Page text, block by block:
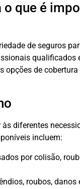
o que é
de seguros
qualificados
opções de
diferentes
incluem:
por colisão,
roubos, danos